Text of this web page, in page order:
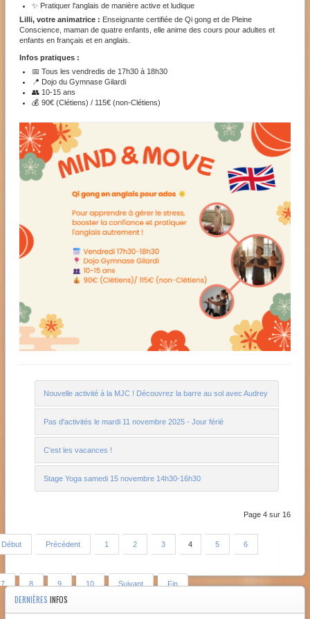
✨ Pratiquer l'anglais de manière active et ludique
Lilli, votre animatrice : Enseignante certifiée de Qi gong et de Pleine
Conscience, maman de quatre enfants, elle anime des cours pour adultes et
enfants en français et en anglais.
Infos pratiques :
📅 Tous les vendredis de 17h30 à 18h30
📍 Dojo du Gymnase Gilardi
👥 10-15 ans
💰 90€ (Clétiens) / 115€ (non-Clétiens)
Nouvelle activité à la MJC ! Découvrez la barre au sol avec Audrey
Pas d'activités le mardi 11 novembre 2025 - Jour férié
C'est les vacances !
Stage Yoga samedi 15 novembre 14h30-16h30
Page 4 sur 16
Début Précédent 1 2 3 4 5 6
7 8 9 10 Suivant Fin
DERNIÈRES INFOS